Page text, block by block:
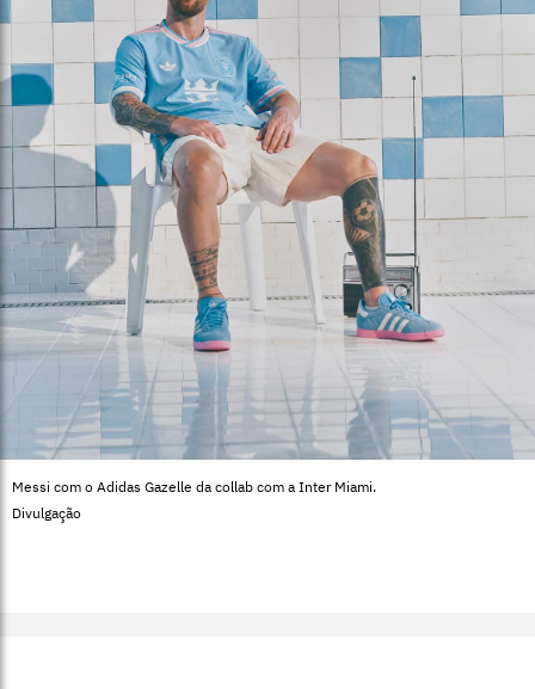
Messi com o Adidas Gazelle da collab com a Inter Miami.
Divulgação